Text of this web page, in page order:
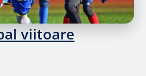
viitoare